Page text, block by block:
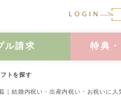
LOGIN
ル請求 特典
トを探す
｜結婚内祝い・出産内祝い・お祝いに人